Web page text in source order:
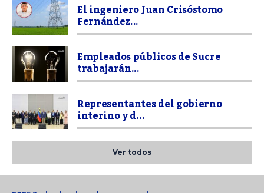
El ingeniero Juan Crisóstomo
Fernández...
Empleados públicos de Sucre
trabajarán...
Representantes del gobierno
interino y d...
Ver todos